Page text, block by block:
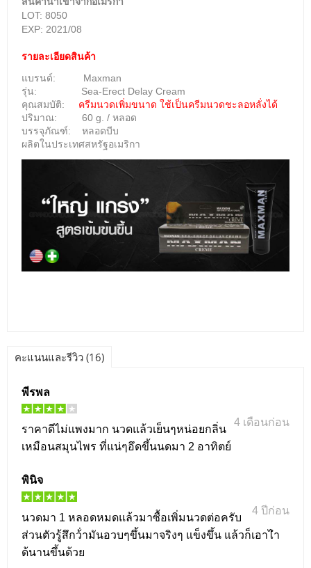
LOT: 8050
EXP: 2021/08
รายละเอียดสินค้า
แบรนด์: Maxman
รุ่น: Sea-Erect Delay Cream
คุณสมบัติ: ครีมนวดเพิ่มขนาด ใช้เป็นครีมนวดชะลอหลั่งได้
ปริมาณ: 60 g. / หลอด
บรรจุภัณฑ์: หลอดบีบ
ผลิตในประเทศสหรัฐอเมริกา
คะแนนและรีวิว (16)
พีรพล
4 เดือนก่อน
ราคาดีไม่แพงมาก นวดแล้วเย็นๆหน่อยกลิ่น
เหมือนสมุนไพร ที่แน่ๆอึดขึ้นนดมา 2 อาทิตย์
พินิจ
4 ปีก่อน
นวดมา 1 หลอดหมดแล้วมาซื้อเพิ่มนวดต่อครับ
ส่วนตัวรู้สึกว้่ามันอวบๆขึ้นมาจริงๆ แข็งขึ้น แล้วก็เอาไำ
ด้นานขึ้นด้วย